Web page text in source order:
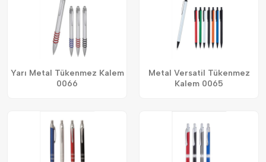
Yarı Metal Tükenmez Kalem
0066
Metal Versatil Tükenmez
Kalem 0065